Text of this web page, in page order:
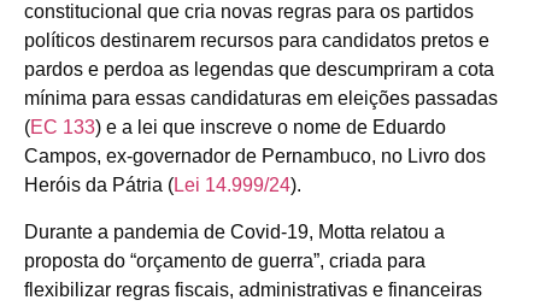
constitucional que cria novas regras para os partidos
políticos destinarem recursos para candidatos pretos e
pardos e perdoa as legendas que descumpriram a cota
mínima para essas candidaturas em eleições passadas
(EC 133) e a lei que inscreve o nome de Eduardo
Campos, ex-governador de Pernambuco, no Livro dos
Heróis da Pátria (Lei 14.999/24).
Durante a pandemia de Covid-19, Motta relatou a
proposta do “orçamento de guerra”, criada para
flexibilizar regras fiscais, administrativas e financeiras